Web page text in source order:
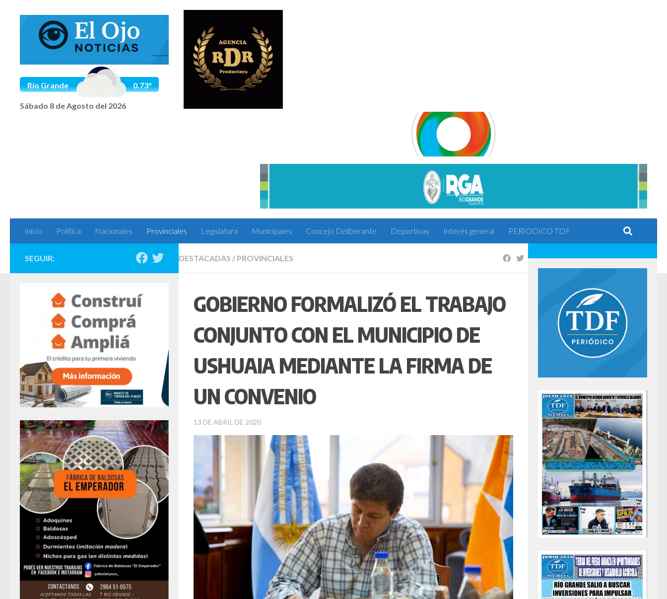
Saltar al contenido
Río Grande 0.73°
Sábado 8 de Agosto del 2026
Inicio Política Nacionales Provinciales Legislatura Municipales Concejo Deliberante Deportivas Interés general PERIODICO TDF
DESTACADAS / PROVINCIALES
GOBIERNO FORMALIZÓ EL TRABAJO
CONJUNTO CON EL MUNICIPIO DE
USHUAIA MEDIANTE LA FIRMA DE
UN CONVENIO
13 DE ABRIL DE 2020
SEGUIR: